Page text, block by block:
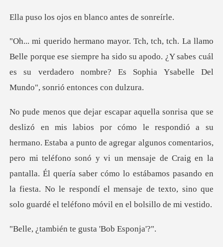
os en blanco ant
que ese siempre ha sido su apodo. ¿Y sabes cuál
es su verdadero no
de agregar algunos comentarios,
pero mi teléfono sonó y vi un mensaje de Craig en la
pantalla. Él quería saber cómo lo estábamos
én te gusta 'B